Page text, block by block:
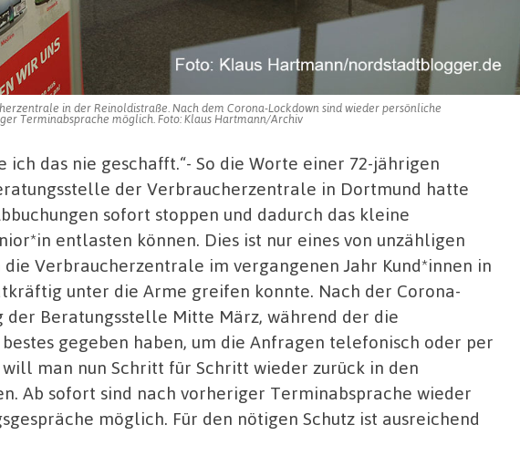
in der Reinoldistraße. Nach dem Corona-Lockdown sind wieder persönliche
Terminabsprache möglich. Foto: Klaus Hartmann/Archiv
ich das nie geschafft.“- So die Worte einer 72-jährigen
der Verbraucherzentrale in Dortmund hatte
sofort stoppen und dadurch das kleine
entlasten können. Dies ist nur eines von unzähligen
die Verbraucherzentrale im vergangenen Jahr Kund*innen in
unter die Arme greifen konnte. Nach der Corona-
der Beratungsstelle Mitte März, während der die
gegeben haben, um die Anfragen telefonisch oder per
man nun Schritt für Schritt wieder zurück in den
Ab sofort sind nach vorheriger Terminabsprache wieder
möglich. Für den nötigen Schutz ist ausreichend